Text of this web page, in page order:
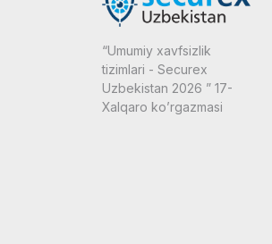
“Umumiy xavfsizlik
tizimlari - Securex
Uzbekistan 2026 ” 17-
Xalqaro ko’rgazmasi